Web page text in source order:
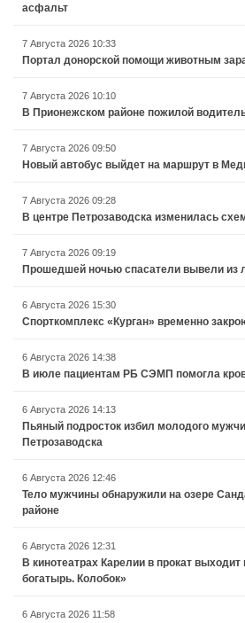
асфальт
7 Августа 2026 10:33
Портал донорской помощи животным
7 Августа 2026 10:10
В Прионежском районе пожилой
7 Августа 2026 09:50
Новый автобус выйдет на маршрут в
7 Августа 2026 09:28
В центре Петрозаводска изменилась
7 Августа 2026 09:19
Прошедшей ночью спасатели вывели из
6 Августа 2026 15:30
Спорткомплекс «Курган» временно
6 Августа 2026 14:38
В июле пациентам РБ СЭМП помогла
6 Августа 2026 14:13
Пьяный подросток избил молодого
Петрозаводска
6 Августа 2026 12:46
Тело мужчины обнаружили на озере
районе
6 Августа 2026 12:31
В кинотеатрах Карелии в прокат
богатырь. Колобок»
6 Августа 2026 11:58